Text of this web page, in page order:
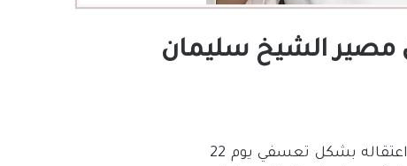
مصير الشيخ سليمان
اعتقاله بشكل تعسفي يوم